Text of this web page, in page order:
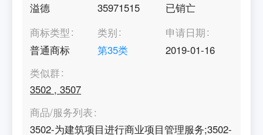
溢德
35971515
已销亡
商标类型
普通商标
类别
第35类
申请日期
2019-01-16
类似群
3502 ,3507
商品/服务列表
3502-为建筑项目进行商业项目管理服务;3502-